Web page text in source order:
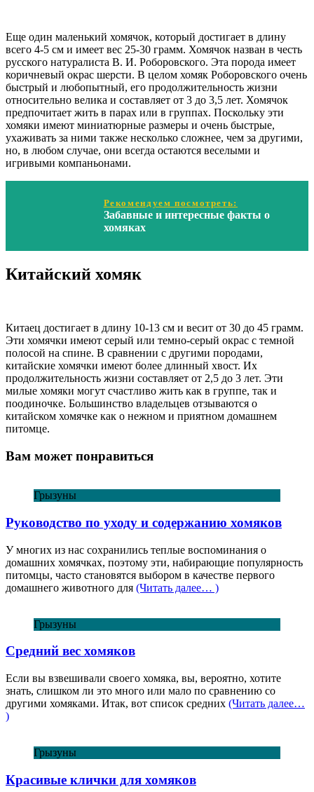
Еще один маленький хомячок, который достигает в длину
всего 4-5 см и имеет вес 25-30 грамм. Хомячок назван в честь
русского натуралиста В. И. Роборовского. Эта порода имеет
коричневый окрас шерсти. В целом хомяк Роборовского очень
быстрый и любопытный, его продолжительность жизни
относительно велика и составляет от 3 до 3,5 лет. Хомячок
предпочитает жить в парах или в группах. Поскольку эти
хомяки имеют миниатюрные размеры и очень быстрые,
ухаживать за ними также несколько сложнее, чем за другими,
но, в любом случае, они всегда остаются веселыми и
игривыми компаньонами.
Рекомендуем посмотреть:
Забавные и интересные факты о
хомяках
Китайский хомяк
Китаец достигает в длину 10-13 см и весит от 30 до 45 грамм.
Эти хомячки имеют серый или темно-серый окрас с темной
полосой на спине. В сравнении с другими породами,
китайские хомячки имеют более длинный хвост. Их
продолжительность жизни составляет от 2,5 до 3 лет. Эти
милые хомяки могут счастливо жить как в группе, так и
поодиночке. Большинство владельцев отзываются о
китайском хомячке как о нежном и приятном домашнем
питомце.
Вам может понравиться
Грызуны
Руководство по уходу и содержанию хомяков
У многих из нас сохранились теплые воспоминания о
домашних хомячках, поэтому эти, набирающие популярность
питомцы, часто становятся выбором в качестве первого
домашнего животного для (Читать далее… )
Грызуны
Средний вес хомяков
Если вы взвешивали своего хомяка, вы, вероятно, хотите
знать, слишком ли это много или мало по сравнению со
другими хомяками. Итак, вот список средних (Читать далее…
)
Грызуны
Красивые клички для хомяков